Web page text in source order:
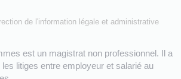
de l'information légale et administrative
est un magistrat non professionnel. Il a
litiges entre employeur et salarié au